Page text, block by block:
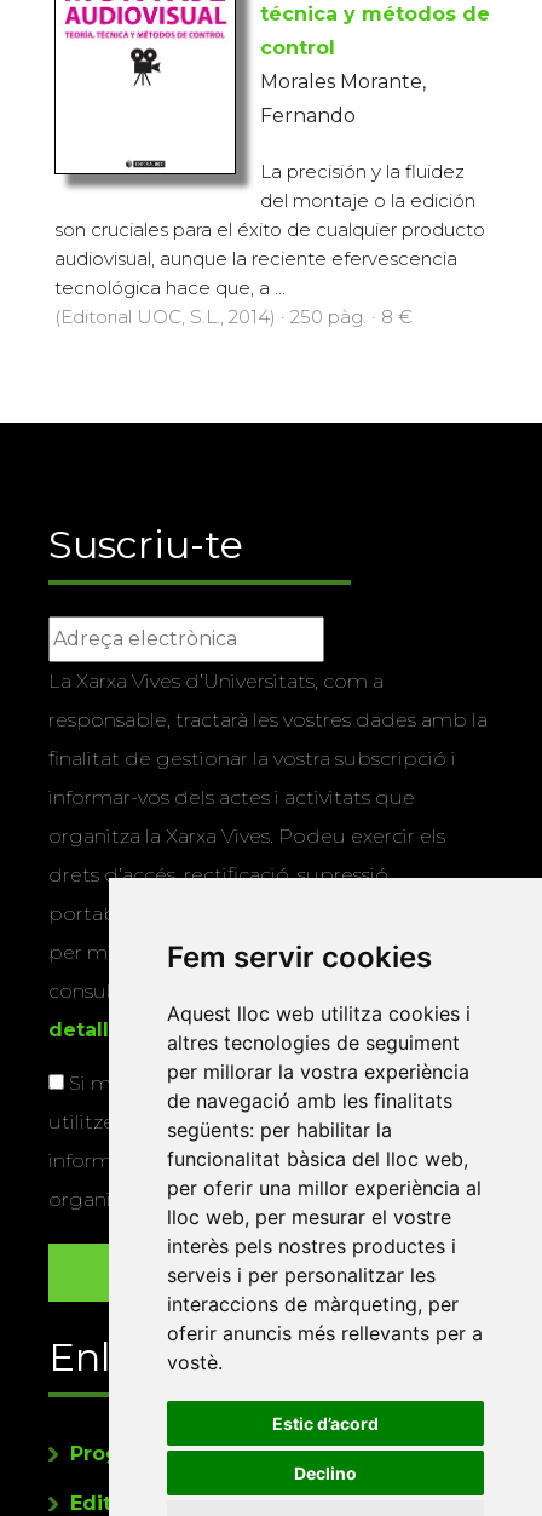
Fem servir cookies
Aquest lloc web utilitza cookies i
altres tecnologies de seguiment
per millorar la vostra experiència
de navegació amb les finalitats
següents: per habilitar la
funcionalitat bàsica del lloc web,
per oferir una millor experiència al
lloc web, per mesurar el vostre
interès pels nostres productes i
serveis i per personalitzar les
interaccions de màrqueting, per
oferir anuncis més rellevants per a
vostè.
Estic d’acord
Declino
técnica y métodos de
control
Morales Morante,
Fernando
La precisión y la fluidez
del montaje o la edición
son cruciales para el éxito de cualquier producto
audiovisual, aunque la reciente efervescencia
tecnológica hace que, a ...
(Editorial UOC, S.L., 2014) · 250 pàg. · 8 €
Suscriu-te
La Xarxa Vives d’Universitats, com a
responsable, tractarà les vostres dades amb la
finalitat de gestionar la vostra subscripció i
informar-vos dels actes i activitats que
organitza la Xarxa Vives. Podeu exercir els
drets d’accés, rectificació, supressió,
portabilitat, limitació o oposició al tractament
per mitjans físics o electrònics. Podeu
consultar la
detallada sobre protecció de dades
Si marqueu aquesta casella, consentiu que
utilitzem les vostres dades per a enviar-vos
informació sobre els actes i activitats que
organitza la Xarxa Vives.
Enllaços
Programa de publicacions
Editorials universitàries a Twitter